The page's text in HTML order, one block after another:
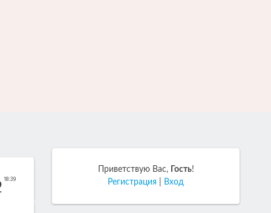
18:39
Приветствую Вас, Гость!
Регистрация
Вход